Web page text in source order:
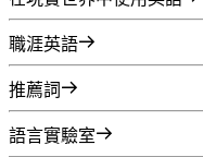
職涯英語
推薦詞
語言實驗室